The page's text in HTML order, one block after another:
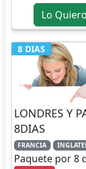
Lo
8 DIAS
LONDRES Y
8DIAS
FRANCIA
Paquete por 8